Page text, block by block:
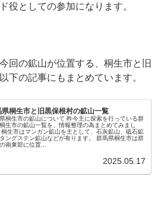
役としての参加になります。
回の鉱山が位置する、桐生市と旧
下の記事にもまとめています。
県桐生市と旧黒保根村の鉱山一覧
桐生市の鉱山について 昨今主に探索を行っている群
生市の鉱山一覧を、情報整理の為まとめてみまし
桐生市はマンガン鉱山を主として、石灰鉱山、砥石鉱
ングステン鉱山などが有ります。 群馬県桐生市は群
南東部に位置...
2025.05.17